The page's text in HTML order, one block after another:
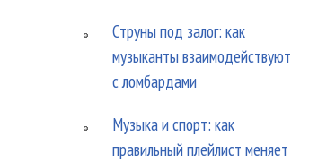
Струны под залог: как
музыканты взаимодействуют
с ломбардами
Музыка и спорт: как
правильный плейлист меняет